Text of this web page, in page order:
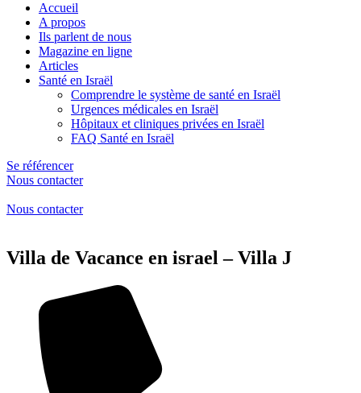
Accueil
A propos
Ils parlent de nous
Magazine en ligne
Articles
Santé en Israël
Comprendre le système de santé en Israël
Urgences médicales en Israël
Hôpitaux et cliniques privées en Israël
FAQ Santé en Israël
Se référencer
Nous contacter
Nous contacter
Villa de Vacance en israel – Villa J